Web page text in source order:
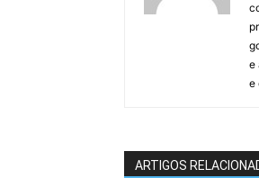
e
e
ARTIGOS